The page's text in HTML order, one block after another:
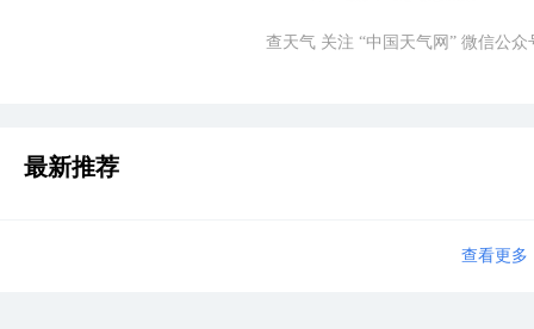
查天气 关注 “中国天气网” 微信公众
最新推荐
查看更多